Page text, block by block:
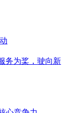
务为桨，驶向新